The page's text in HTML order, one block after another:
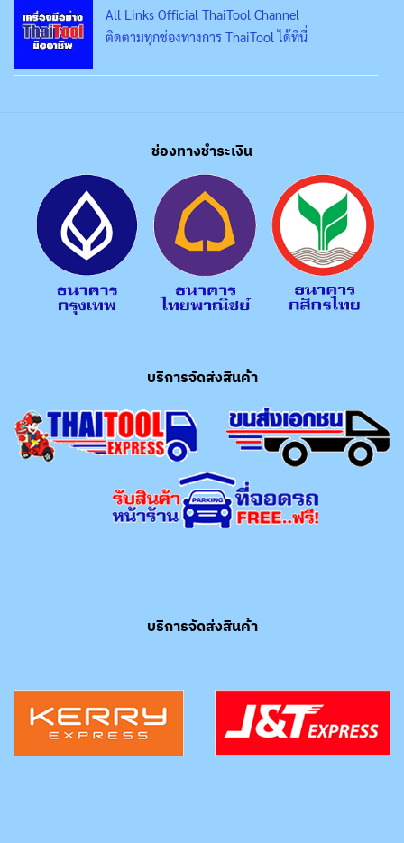
All Links Official ThaiTool Channel
ติดตามทุกช่องทางการ ThaiTool ได้ที่นี่
ช่องทางชำระเงิน
บริการจัดส่งสินค้า
บริการจัดส่งสินค้า